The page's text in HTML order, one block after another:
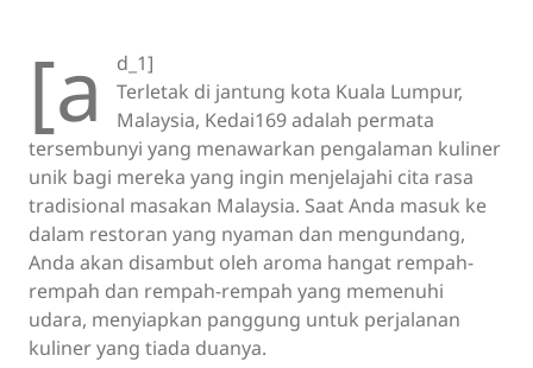
[a
d_1]
Terletak di jantung kota Kuala Lumpur,
Malaysia, Kedai169 adalah permata
tersembunyi yang menawarkan pengalaman kuliner
unik bagi mereka yang ingin menjelajahi cita rasa
tradisional masakan Malaysia. Saat Anda masuk ke
dalam restoran yang nyaman dan mengundang,
Anda akan disambut oleh aroma hangat rempah-
rempah dan rempah-rempah yang memenuhi
udara, menyiapkan panggung untuk perjalanan
kuliner yang tiada duanya.